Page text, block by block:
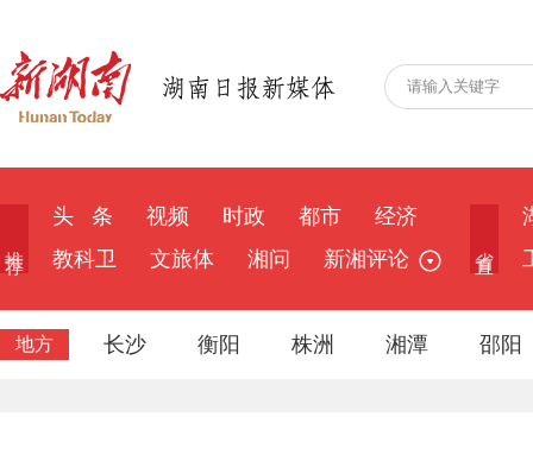
头 条 视频 时政 都市
经济
教科卫
文旅体 湘问 新湘评论
地方 长沙 衡阳 株洲 湘潭 邵阳